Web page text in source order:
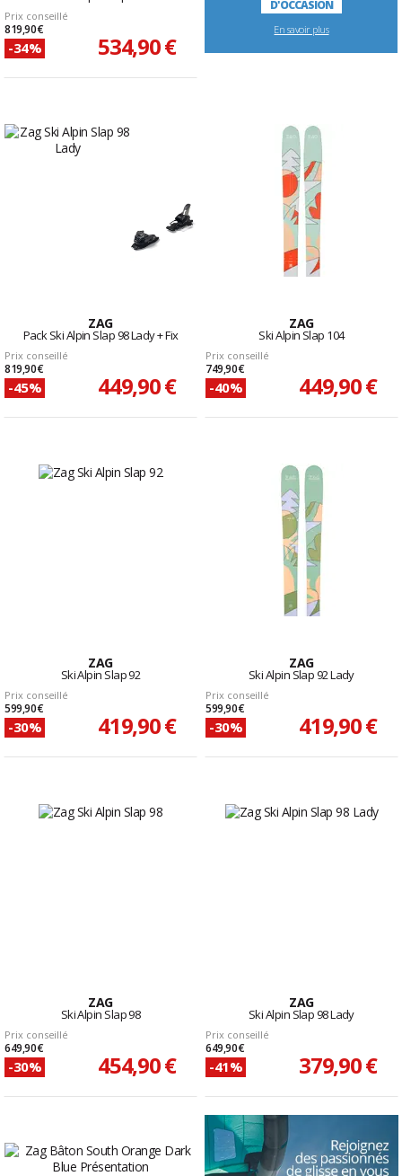
Prix conseillé
819,90 €
-34% 534,90 €
D'OCCASION
En savoir plus
ZAG
Pack Ski Alpin Slap 98 Lady + Fix
Prix conseillé
819,90 €
-45% 449,90 €
ZAG
Ski Alpin Slap 104
Prix conseillé
749,90 €
-40% 449,90 €
ZAG
Ski Alpin Slap 92
Prix conseillé
599,90 €
-30% 419,90 €
ZAG
Ski Alpin Slap 92 Lady
Prix conseillé
599,90 €
-30% 419,90 €
ZAG
Ski Alpin Slap 98
Prix conseillé
649,90 €
-30% 454,90 €
ZAG
Ski Alpin Slap 98 Lady
Prix conseillé
649,90 €
-41% 379,90 €